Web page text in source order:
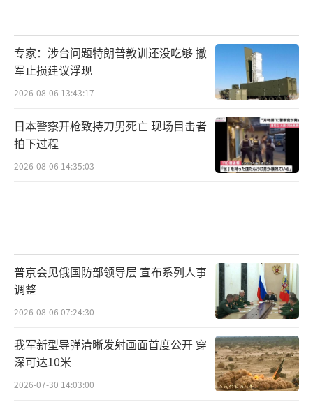
专家：涉台问题特朗普教训还没吃够 撤
军止损建议浮现
2026-08-06 13:43:17
日本警察开枪致持刀男死亡 现场目击者
拍下过程
2026-08-06 14:35:03
普京会见俄国防部领导层 宣布系列人事
调整
2026-08-06 07:24:30
我军新型导弹清晰发射画面首度公开 穿
深可达10米
2026-07-30 14:03:00